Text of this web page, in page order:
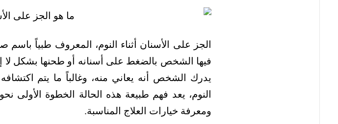
الجز على الأسنان أثناء النوم، المعروف طبياً
فيها الشخص بالضغط على أسنانه أو طحنها بشكل لا
يدرك الشخص أنه يعاني منه، وغالباً ما يتم
النوم، يعد فهم طبيعة هذه الحالة الخطوة الأولى
ومعرفة خيارات العلاج المناسبة.